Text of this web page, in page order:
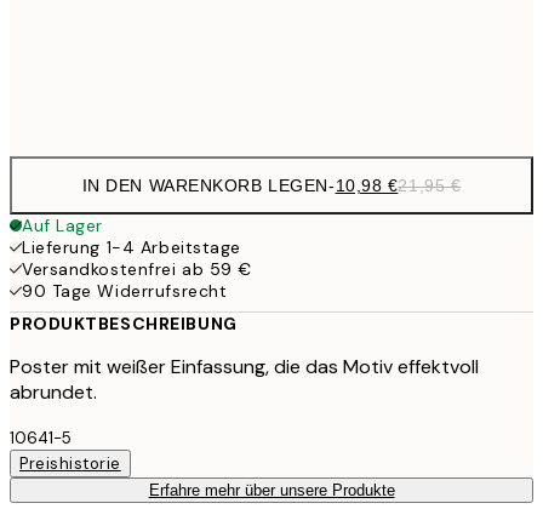
IN DEN WARENKORB LEGEN-10,98 €21,95 €
Auf Lager
Lieferung 1-4 Arbeitstage
Versandkostenfrei ab 59 €
90 Tage Widerrufsrecht
PRODUKTBESCHREIBUNG
Poster mit weißer Einfassung, die das Motiv effektvoll
abrundet.
10641-5
Preishistorie
Erfahre mehr über unsere Produkte